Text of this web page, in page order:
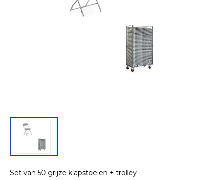
Set van 50 grijze klapstoelen + trolley